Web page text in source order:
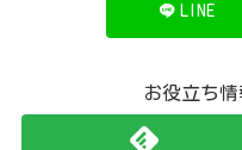
LINE
お役立ち